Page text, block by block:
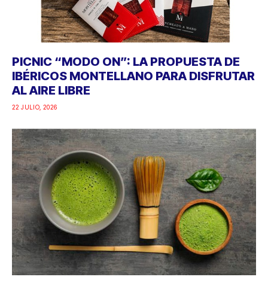
PICNIC “MODO ON”: LA PROPUESTA DE
IBÉRICOS MONTELLANO PARA DISFRUTAR
AL AIRE LIBRE
22 JULIO, 2026